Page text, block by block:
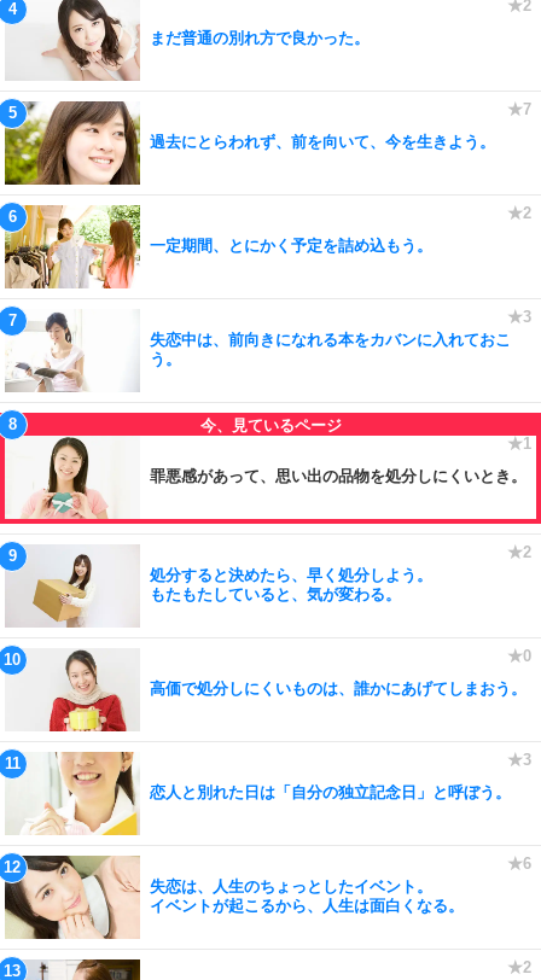
まだ普通の別れ方で良かった。
過去にとらわれず、前を向いて、今を生きよう。
一定期間、とにかく予定を詰め込もう。
失恋中は、前向きになれる本をカバンに入れておこ
う。
罪悪感があって、思い出の品物を処分しにくいとき。
処分すると決めたら、早く処分しよう。
もたもたしていると、気が変わる。
高価で処分しにくいものは、誰かにあげてしまおう。
恋人と別れた日は「自分の独立記念日」と呼ぼう。
失恋は、人生のちょっとしたイベント。
イベントが起こるから、人生は面白くなる。